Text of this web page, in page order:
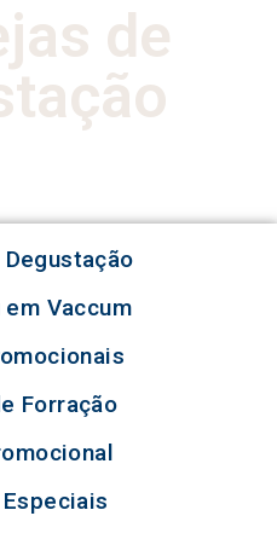
de
Vaccum
Forração